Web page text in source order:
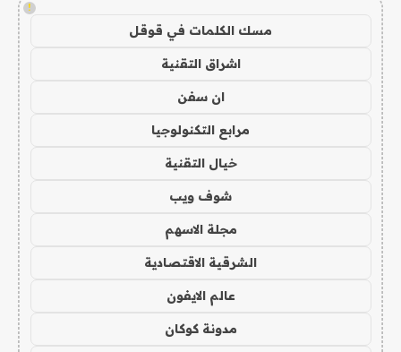
!
مسك الكلمات في قوقل
اشراق التقنية
ان سفن
مرابع التكنولوجيا
خيال التقنية
شوف ويب
مجلة الاسهم
الشرقية الاقتصادية
عالم الايفون
مدونة كوكان